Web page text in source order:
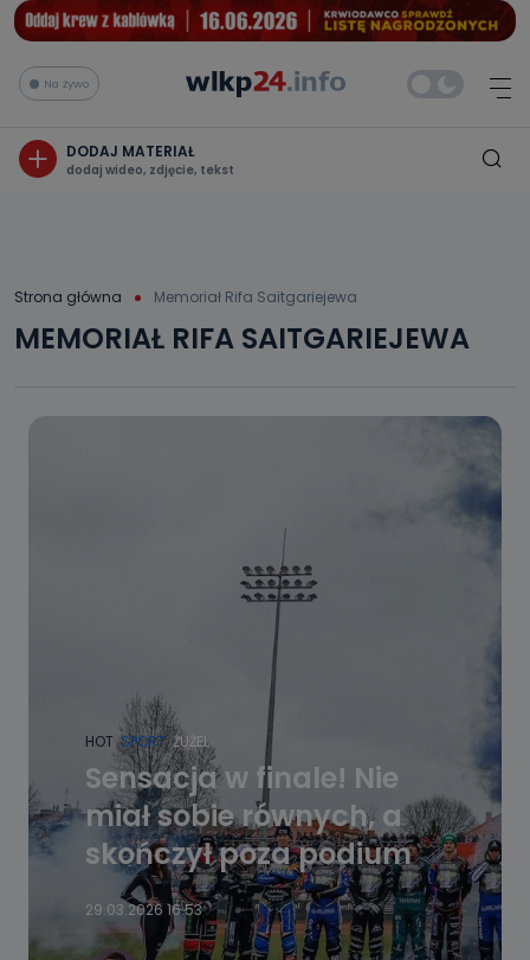
Na żywo
DODAJ MATERIAŁ
dodaj wideo, zdjęcie, tekst
Strona główna Memoriał Rifa Saitgariejewa
MEMORIAŁ RIFA SAITGARIEJEWA
HOT SPORT ŻUŻEL
Sensacja w finale! Nie
miał sobie równych, a
skończył poza podium
29.03.2026 16:53